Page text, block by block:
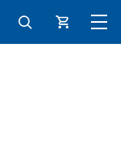
Panier